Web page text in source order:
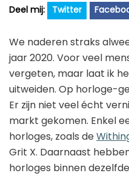
Samsung
Wahoo
Withings
Xiaomi
Twitter
We naderen straks
jaar 2020. Voor veel
vergeten, maar laat ik
uitweiden. Op horloge-
Er zijn niet veel écht
markt gekomen. Enkel
horloges, zoals de
Grit X. Daarnaast
horloges binnen